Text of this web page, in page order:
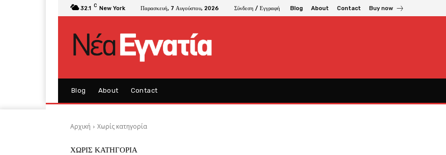
32.1 C New York Παρασκευή, 7 Αυγούστου, 2026 Σύνδεση / Εγγραφή Blog About Contact Buy now
Blog About Contact
Αρχική Χωρίς κατηγορία
ΧΩΡΊΣ ΚΑΤΗΓΟΡΊΑ